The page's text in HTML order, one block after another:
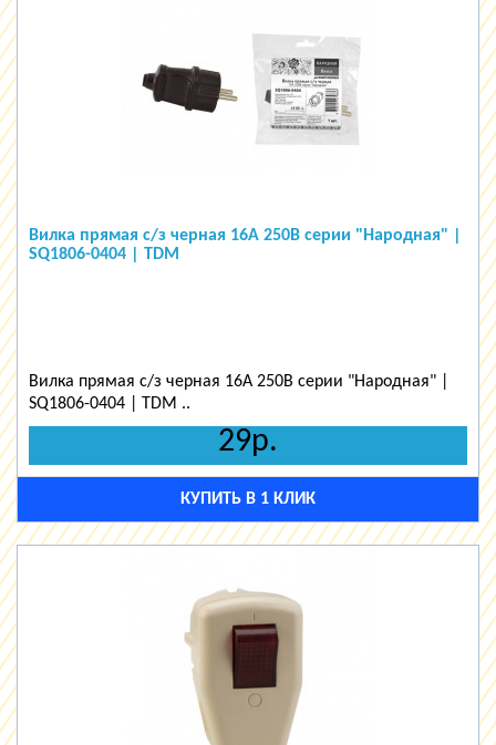
Вилка прямая с/з черная 16А 250В серии "Народная" |
SQ1806-0404 | TDM
Вилка прямая с/з черная 16А 250В серии "Народная" |
SQ1806-0404 | TDM ..
29р.
КУПИТЬ В 1 КЛИК